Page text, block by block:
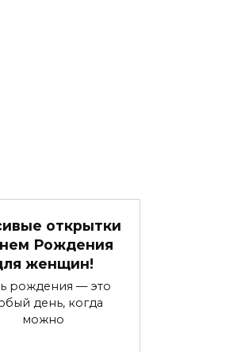
открытки
Рождения
женщин!
рождения — это
день, когда
можно